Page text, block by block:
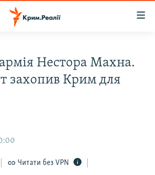
Нестора Махна.
захопив Крим для
Читати без VPN